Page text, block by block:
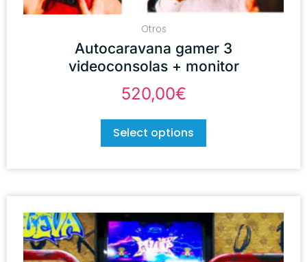
Otros
Autocaravana gamer 3
videoconsolas + monitor
520,00€
Select options